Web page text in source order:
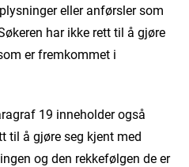
eller anførsler som
har ikke rett til å gjøre
er fremkommet i
19 inneholder også
til å gjøre seg kjent med
og den rekkefølgen de er